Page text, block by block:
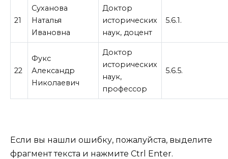
21
Суханова
Наталья
Ивановна
Доктор
исторических
наук, доцент
5.6.1.
22
Фукс
Александр
Николаевич
Доктор
исторических
наук,
профессор
5.6.5.
Если вы нашли ошибку, пожалуйста, выделите
фрагмент текста и нажмите Ctrl Enter.